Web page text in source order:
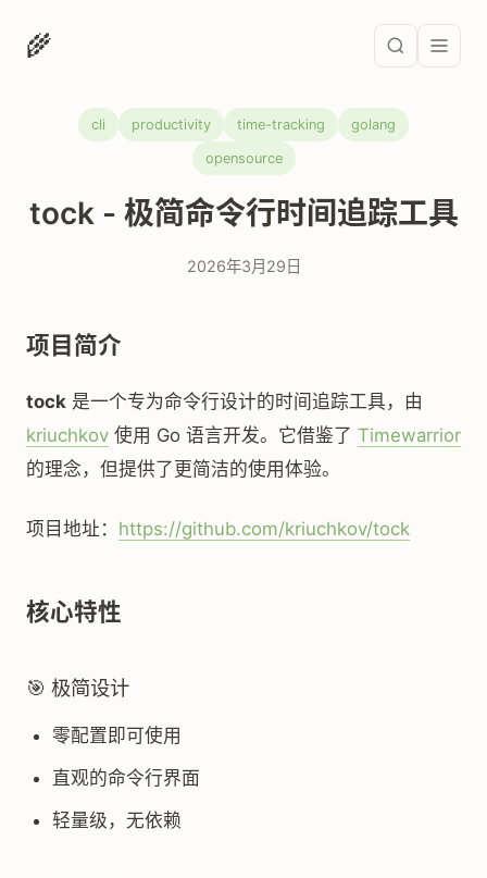
🌾
cli productivity time-tracking golang
opensource
tock - 极简命令行时间追踪工具
2026年3月29日
项目简介
tock 是一个专为命令行设计的时间追踪工具，由
kriuchkov 使用 Go 语言开发。它借鉴了 Timewarrior
的理念，但提供了更简洁的使用体验。
项目地址： https://github.com/kriuchkov/tock
核心特性
🎯 极简设计
零配置即可使用
直观的命令行界面
轻量级，无依赖